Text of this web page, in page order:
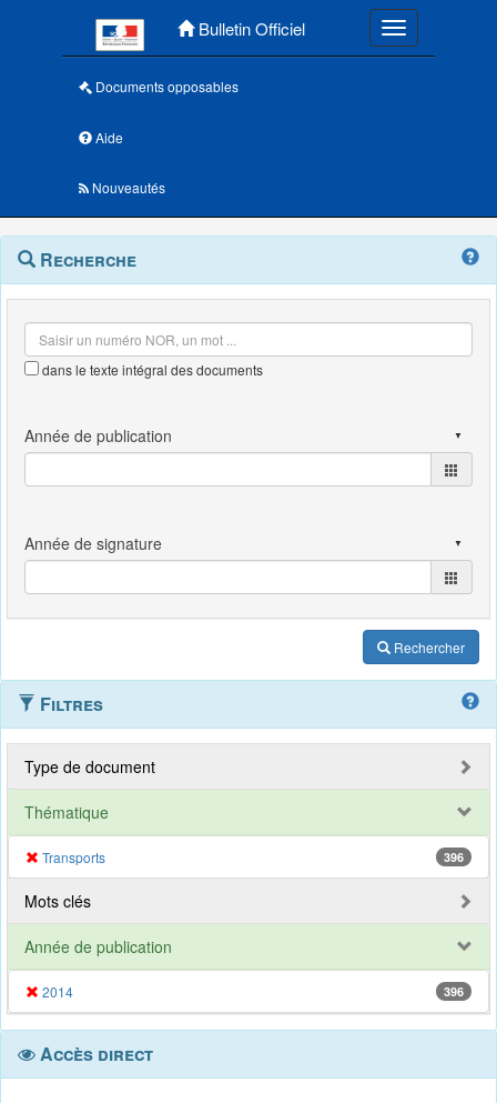
Bulletin Officiel Toggle
Documents opposables
Aide
Nouveautés
Navigation
outils
Menu
contextuel
Recherche
dans le texte intégral des documents
Rechercher
Filtres
Type de document
Thématique
Transports 396
Mots clés
Année de publication
2014 396
Accès direct